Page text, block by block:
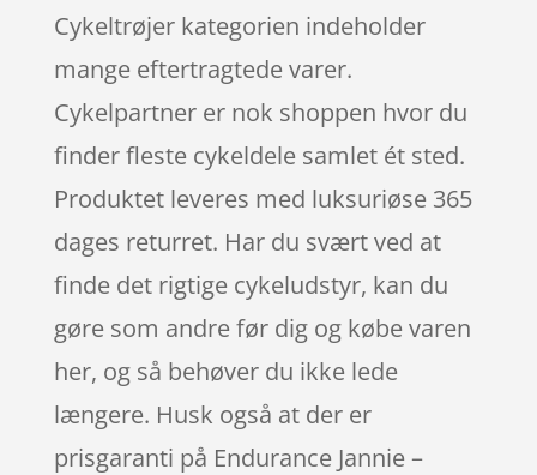
Cykeltrøjer kategorien indeholder
mange eftertragtede varer.
Cykelpartner er nok shoppen hvor du
finder fleste cykeldele samlet ét sted.
Produktet leveres med luksuriøse 365
dages returret. Har du svært ved at
finde det rigtige cykeludstyr, kan du
gøre som andre før dig og købe varen
her, og så behøver du ikke lede
længere. Husk også at der er
prisgaranti på Endurance Jannie –